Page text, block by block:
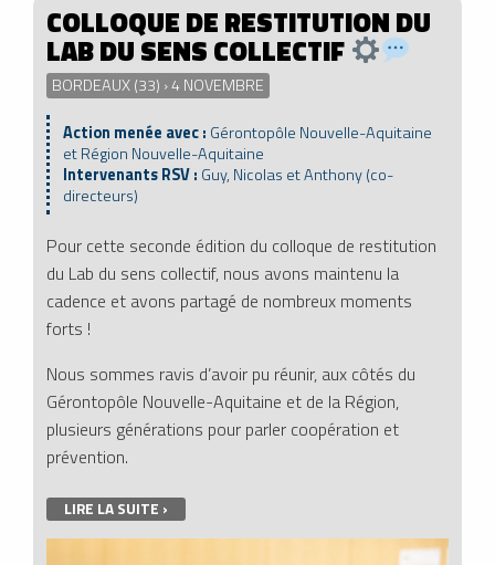
COLLOQUE DE RESTITUTION DU
LAB DU SENS COLLECTIF
BORDEAUX (33) › 4 NOVEMBRE
Action menée avec : Gérontopôle Nouvelle-Aquitaine
et Région Nouvelle-Aquitaine
Intervenants RSV : Guy, Nicolas et Anthony (co-
directeurs)
Pour cette seconde édition du colloque de restitution
du Lab du sens collectif, nous avons maintenu la
cadence et avons partagé de nombreux moments
forts !
Nous sommes ravis d’avoir pu réunir, aux côtés du
Gérontopôle Nouvelle-Aquitaine et de la Région,
plusieurs générations pour parler coopération et
prévention.
LIRE LA SUITE ›